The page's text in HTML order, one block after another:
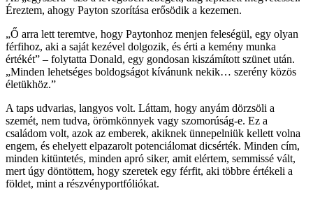
Éreztem, ahogy Payton szorítása erősödik a kezemen.
„Ő arra lett teremtve, hogy Paytonhoz menjen feleségül, egy olyan
férfihoz, aki a saját kezével dolgozik, és érti a kemény munka
értékét” – folytatta Donald, egy gondosan kiszámított szünet után.
„Minden lehetséges boldogságot kívánunk nekik… szerény közös
életükhöz.”
A taps udvarias, langyos volt. Láttam, hogy anyám dörzsöli a
szemét, nem tudva, örömkönnyek vagy szomorúság-e. Ez a
családom volt, azok az emberek, akiknek ünnepelniük kellett volna
engem, és ehelyett elpazarolt potenciálomat dicsérték. Minden cím,
minden kitüntetés, minden apró siker, amit elértem, semmissé vált,
mert úgy döntöttem, hogy szeretek egy férfit, aki többre értékeli a
földet, mint a részvényportfóliókat.